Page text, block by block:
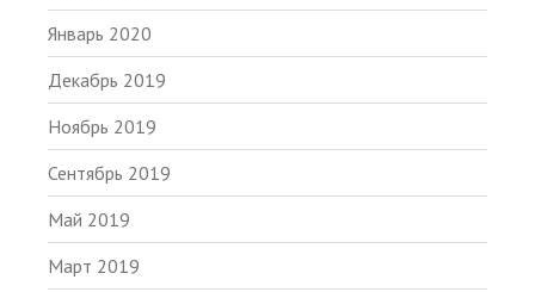
Январь 2020
Декабрь 2019
Ноябрь 2019
Сентябрь 2019
Май 2019
Март 2019